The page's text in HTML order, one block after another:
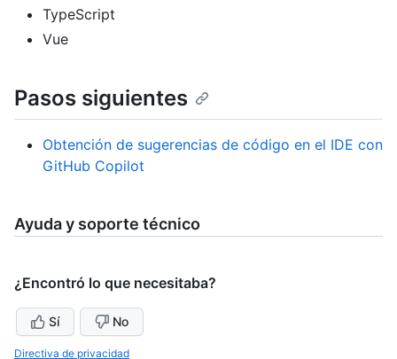
TypeScript
Vue
Pasos siguientes
Obtención de sugerencias de código en el IDE con
GitHub Copilot
Ayuda y soporte técnico
¿Encontró lo que necesitaba?
Sí No
Directiva de privacidad